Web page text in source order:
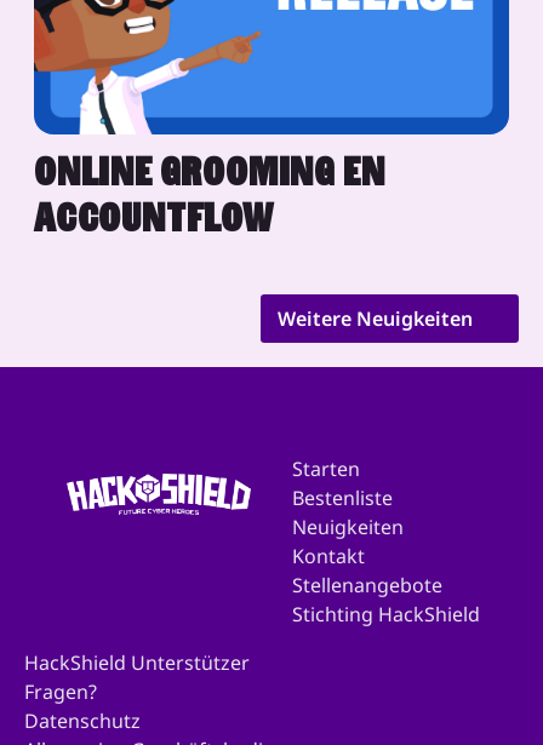
ONLINE GROOMING EN
ACCOUNTFLOW
Weitere Neuigkeiten
Starten
Bestenliste
Neuigkeiten
Kontakt
Stellenangebote
Stichting HackShield
HackShield Unterstützer
Fragen?
Datenschutz